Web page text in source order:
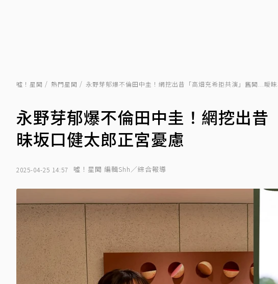
噓！星聞 熱門星聞 永野芽郁爆不倫田中圭！網挖出昔「高畑充希拒共演」舊聞...曖
永野芽郁爆不倫田中圭！網挖出
昧坂口健太郎正宮憂慮
2025-04-25 14:57 噓！星聞 編輯Shh／綜合報導